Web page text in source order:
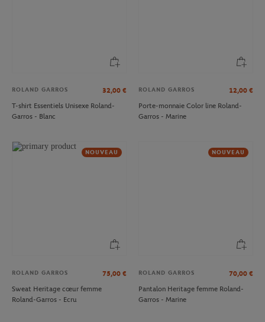
ROLAND GARROS 32,00 €
T-shirt Essentiels Unisexe Roland-
Garros - Blanc
ROLAND GARROS 12,00 €
Porte-monnaie Color line Roland-
Garros - Marine
NOUVEAU
ROLAND GARROS 75,00 €
Sweat Heritage cœur femme
Roland-Garros - Ecru
NOUVEAU
ROLAND GARROS 70,00 €
Pantalon Heritage femme Roland-
Garros - Marine